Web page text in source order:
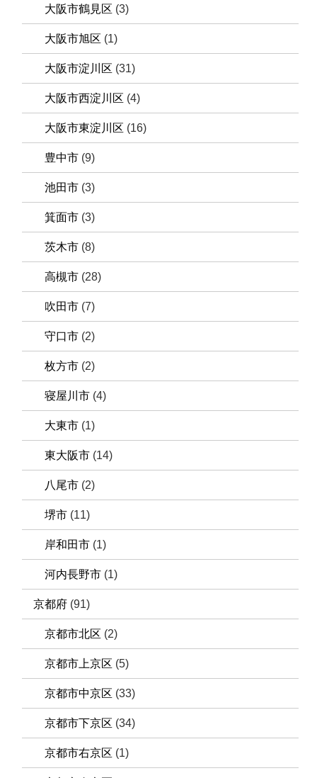
大阪市鶴見区 (3)
大阪市旭区 (1)
大阪市淀川区 (31)
大阪市西淀川区 (4)
大阪市東淀川区 (16)
豊中市 (9)
池田市 (3)
箕面市 (3)
茨木市 (8)
高槻市 (28)
吹田市 (7)
守口市 (2)
枚方市 (2)
寝屋川市 (4)
大東市 (1)
東大阪市 (14)
八尾市 (2)
堺市 (11)
岸和田市 (1)
河内長野市 (1)
京都府 (91)
京都市北区 (2)
京都市上京区 (5)
京都市中京区 (33)
京都市下京区 (34)
京都市右京区 (1)